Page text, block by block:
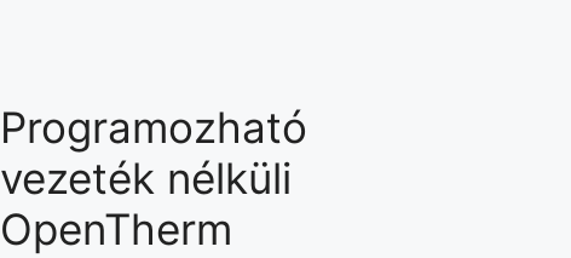
Programozható
vezeték nélküli
OpenTherm